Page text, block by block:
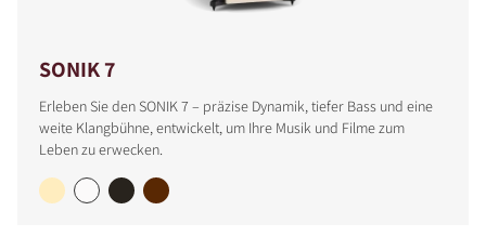
SONIK 7
Erleben Sie den SONIK 7 – präzise Dynamik, tiefer Bass und eine
weite Klangbühne, entwickelt, um Ihre Musik und Filme zum
Leben zu erwecken.